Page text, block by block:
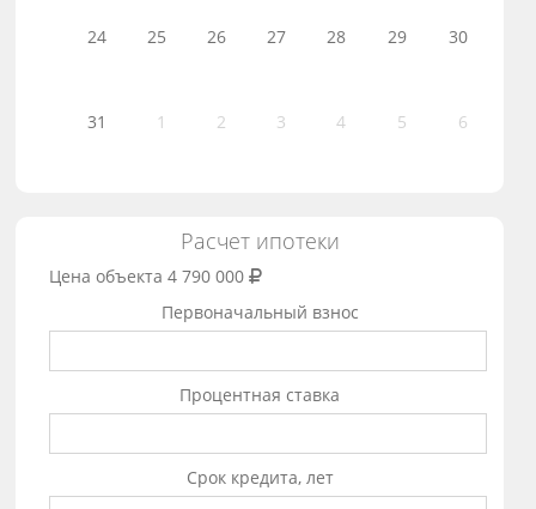
24 25 26 27 28 29 30
31 1 2 3 4 5 6
Расчет ипотеки
Цена объекта 4 790 000
Первоначальный взнос
Процентная ставка
Срок кредита, лет